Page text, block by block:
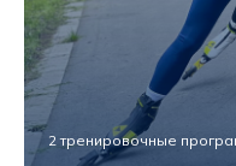
2 тренировочные